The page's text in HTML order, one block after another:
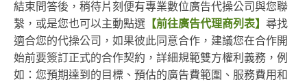
結束問答後，稍待片刻便有專業數位廣告代操公司與您聯
繫，或是您也可以主動點選 【前往廣告代理商列表】 尋找
適合您的代操公司，如果彼此同意合作，建議您在合作開
始前要簽訂正式的合作契約，詳細規範雙方權利義務，例
如：您預期達到的目標、預估的廣告費範圍、服務費用和